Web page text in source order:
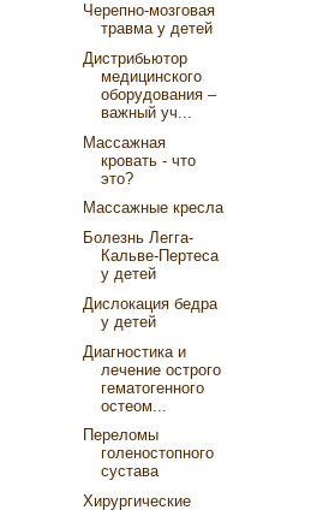
Черепно-мозговая
травма у детей
Дистрибьютор
медицинского
оборудования –
важный уч...
Массажная
кровать - что
это?
Массажные кресла
Болезнь Легга-
Кальве-Пертеса
у детей
Дислокация бедра
у детей
Диагностика и
лечение острого
гематогенного
остеом...
Переломы
голеностопного
сустава
Хирургические